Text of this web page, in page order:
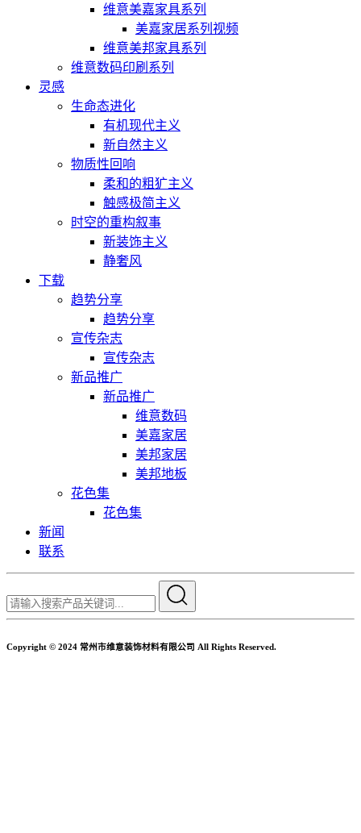
维意美嘉家具系列
美嘉家居系列视频
维意美邦家具系列
维意数码印刷系列
灵感
生命态进化
有机现代主义
新自然主义
物质性回响
柔和的粗犷主义
触感极简主义
时空的重构叙事
新装饰主义
静奢风
下载
趋势分享
趋势分享
宣传杂志
宣传杂志
新品推广
新品推广
维意数码
美嘉家居
美邦家居
美邦地板
花色集
花色集
新闻
联系
Copyright © 2024 常州市维意装饰材料有限公司 All Rights Reserved.